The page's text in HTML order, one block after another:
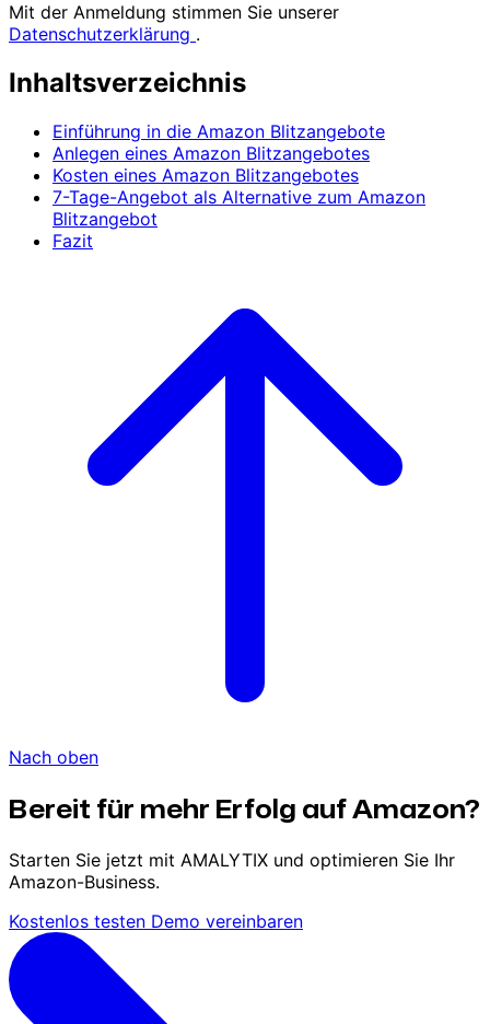
Mit der Anmeldung stimmen Sie unserer
Datenschutzerklärung .
Inhaltsverzeichnis
Einführung in die Amazon Blitzangebote
Anlegen eines Amazon Blitzangebotes
Kosten eines Amazon Blitzangebotes
7-Tage-Angebot als Alternative zum Amazon
Blitzangebot
Fazit
Nach oben
Bereit für mehr Erfolg auf Amazon?
Starten Sie jetzt mit AMALYTIX und optimieren Sie Ihr
Amazon-Business.
Kostenlos testen Demo vereinbaren